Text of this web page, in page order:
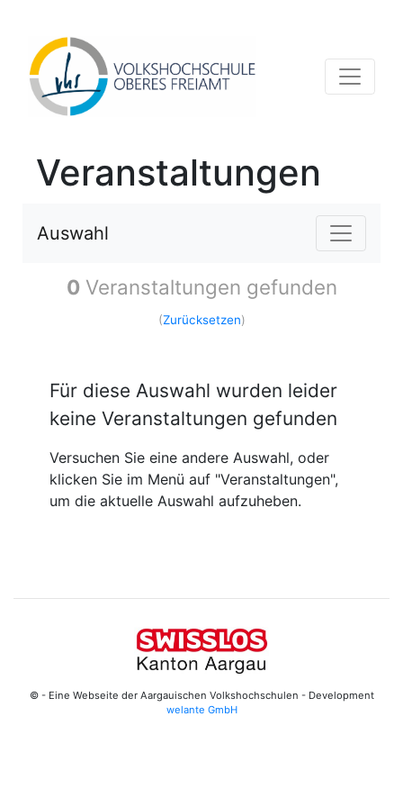
Veranstaltungen
Auswahl
0 Veranstaltungen gefunden
(Zurücksetzen)
Für diese Auswahl wurden leider
keine Veranstaltungen gefunden
Versuchen Sie eine andere Auswahl, oder
klicken Sie im Menü auf "Veranstaltungen",
um die aktuelle Auswahl aufzuheben.
© - Eine Webseite der Aargauischen Volkshochschulen - Development
welante GmbH